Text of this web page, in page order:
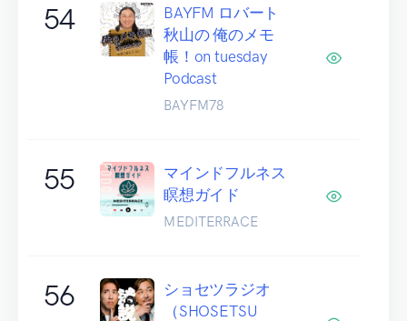
54
BAYFM ロバート
秋山の 俺のメモ
帳！on tuesday
Podcast
BAYFM78
55
マインドフルネス
瞑想ガイド
MEDITERRACE
56
ショセツラジオ
（SHOSETSU